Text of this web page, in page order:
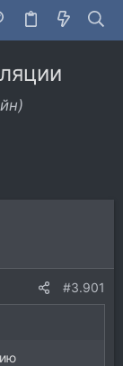
#3.901